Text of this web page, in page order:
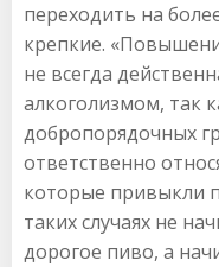
переходить на
крепкие.
не всегда
алкоголизмом, так
добропорядочных
ответственно
которые привыкли
таких случаях не
дорогое пиво, а